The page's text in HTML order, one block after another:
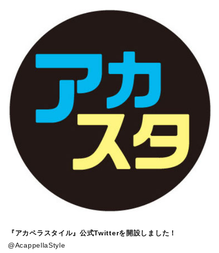
『アカペラスタイル』公式Twitterを開設しました！
@AcappellaStyle